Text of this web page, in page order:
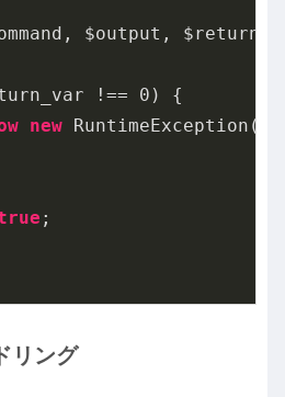
$output,
!== 0 ) {
new RuntimeException(
;
リング